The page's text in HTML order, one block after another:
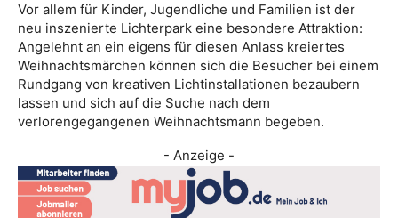
Vor allem für Kinder, Jugendliche und Familien ist der
neu inszenierte Lichterpark eine besondere Attraktion:
Angelehnt an ein eigens für diesen Anlass kreiertes
Weihnachtsmärchen können sich die Besucher bei einem
Rundgang von kreativen Lichtinstallationen bezaubern
lassen und sich auf die Suche nach dem
verlorengegangenen Weihnachtsmann begeben.
- Anzeige -